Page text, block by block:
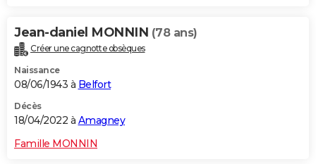
Jean-daniel MONNIN (78 ans)
Créer une cagnotte obsèques
Naissance
08/06/1943 à Belfort
Décès
18/04/2022 à Amagney
Famille MONNIN